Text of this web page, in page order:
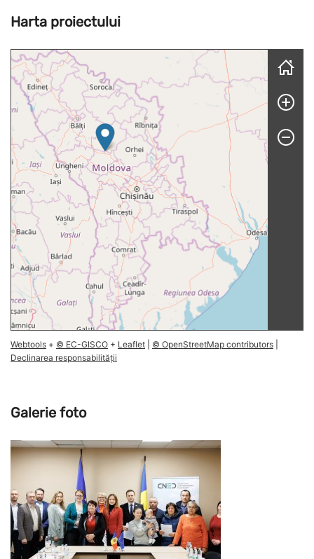
Harta proiectului
Skip map
Webtools + © EC-GISCO + Leaflet © OpenStreetMap contributors
Declinarea responsabilității
Galerie foto